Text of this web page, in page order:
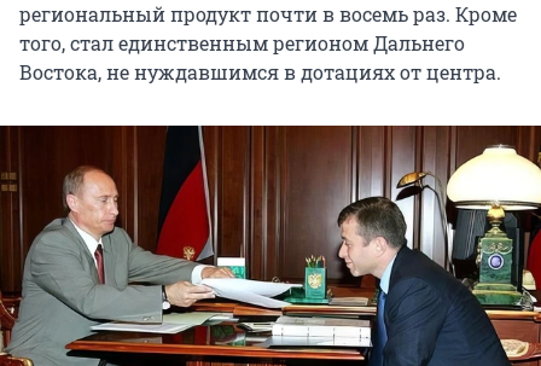
региональный продукт почти в восемь раз. Кроме
того, стал единственным регионом Дальнего
Востока, не нуждавшимся в дотациях от центра.